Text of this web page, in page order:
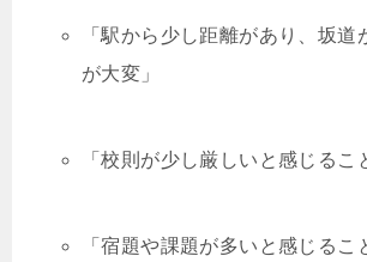
「駅から少し距離があり、坂道
が大変」
「校則が少し厳しいと感じるこ
「宿題や課題が多いと感じるこ